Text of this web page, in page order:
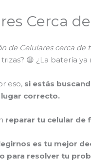
Cerca
de Celulares cerca
😩 ¿La batería
eso, si estás
correcto.
reparar tu celular de
es tu mejor
para resolver tu